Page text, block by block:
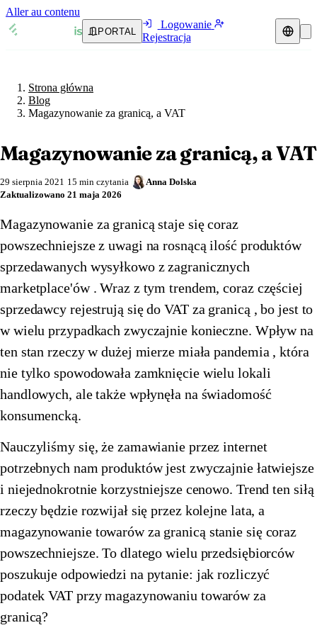
Aller au contenu
🇦🇹Austria
🇧🇬 Bułgaria
🇭🇷 Chorwacja
Cypr
🇨🇿 Czechy
🇪🇪 Estonia
🇫🇮 Finlandia
🇫🇷 Francja
🇪🇱 Grecja
Holandia
🇮🇪 Irlandia
🇱🇺 Luksemburg
🇱🇻 Łotwa
🇲🇹
Przewodniki VAT
🇧🇪 Belgia
🇧🇬 Bułgaria
🇨🇾 Cypr
Czechy
🇩🇰 Dania
🇪🇪 Estonia
🇫🇮 Finlandia
🇫🇷 Francja
Hiszpania
🇳🇱 Holandia
🇮🇪
🇱🇹 Litwa
🇱🇺 Luksemburg
🇱🇻
Zasoby i blog
Blog
Weryfikacja numeru VAT
Kalkulator VAT
PORTAL
Logowanie
Rejestracja
Strona główna
Blog
Magazynowanie za granicą, a VAT
Magazynowanie za granicą, a VAT
29 sierpnia 2021 15 min czytania
Anna Dolska
Zaktualizowano 21 maja 2026
Magazynowanie za granicą staje się coraz
powszechniejsze z uwagi na rosnącą ilość produktów
sprzedawanych wysyłkowo z zagranicznych
marketplace'ów . Wraz z tym trendem, coraz częściej
sprzedawcy rejestrują się do VAT za granicą , bo jest to
w wielu przypadkach zwyczajnie konieczne. Wpływ na
ten stan rzeczy w dużej mierze miała pandemia , która
nie tylko spowodowała zamknięcie wielu lokali
handlowych, ale także wpłynęła na świadomość
konsumencką.
Nauczyliśmy się, że zamawianie przez internet
potrzebnych nam produktów jest zwyczajnie łatwiejsze
i niejednokrotnie korzystniejsze cenowo. Trend ten siłą
rzeczy będzie rozwijał się przez kolejne lata, a
magazynowanie towarów za granicą stanie się coraz
powszechniejsze. To dlatego wielu przedsiębiorców
poszukuje odpowiedzi na pytanie: jak rozliczyć
podatek VAT przy magazynowaniu towarów za
granicą?